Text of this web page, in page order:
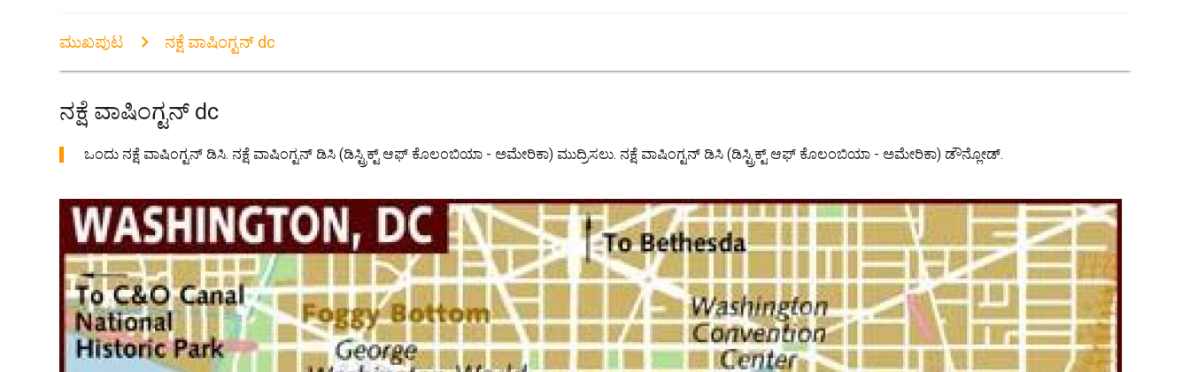
ಮುಖಪುಟ ನಕ್ಷೆ ವಾಷಿಂಗ್ಟನ್ dc
ನಕ್ಷೆ ವಾಷಿಂಗ್ಟನ್ dc
ಒಂದು ನಕ್ಷೆ ವಾಷಿಂಗ್ಟನ್ ಡಿಸಿ. ನಕ್ಷೆ ವಾಷಿಂಗ್ಟನ್ ಡಿಸಿ (ಡಿಸ್ಟ್ರಿಕ್ಟ್ ಆಫ್ ಕೊಲಂಬಿಯಾ - ಅಮೇರಿಕಾ) ಮುದ್ರಿಸಲು. ನಕ್ಷೆ ವಾಷಿಂಗ್ಟನ್ ಡಿಸಿ (ಡಿಸ್ಟ್ರಿಕ್ಟ್ ಆಫ್ ಕೊಲಂಬಿಯಾ - ಅಮೇರಿಕಾ) ಡೌನ್ಲೋಡ್.